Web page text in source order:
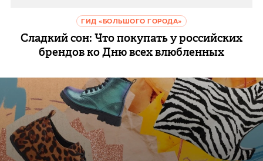
ГИД «БОЛЬШОГО ГОРОДА»
Сладкий сон: Что покупать у российских
брендов ко Дню всех влюбленных